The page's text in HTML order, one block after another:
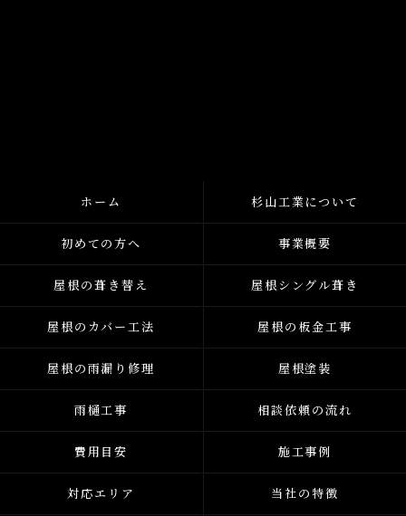
ホーム 杉山工業について
初めての方へ 事業概要
屋根の葺き替え 屋根シングル葺き
屋根のカバー工法 屋根の板金工事
屋根の雨漏り修理 屋根塗装
雨樋工事 相談依頼の流れ
費用目安 施工事例
対応エリア 当社の特徴